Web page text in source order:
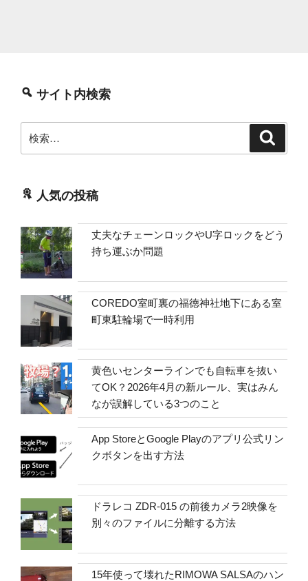
サイト内検索
索:
人気の投稿
丈夫なチェーンロックやU字ロックをどう
持ち運ぶか問題
COREDO室町裏の福徳神社地下にある室
町東駐輪場で一時利用
黄色いセンターラインでも自転車を抜い
てOK？2026年4月の新ルール、実はみん
なが誤解している3つのこと
App StoreとGoogle Playのアプリ公式リン
クボタンを出す方法
ドラレコ ZDR-015 の前後カメラ2映像を
別々のファイルに分離する方法
15年使って壊れたRIMOWA SALSAのハン